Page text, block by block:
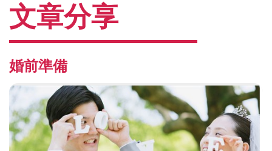
文章分享
婚前準備